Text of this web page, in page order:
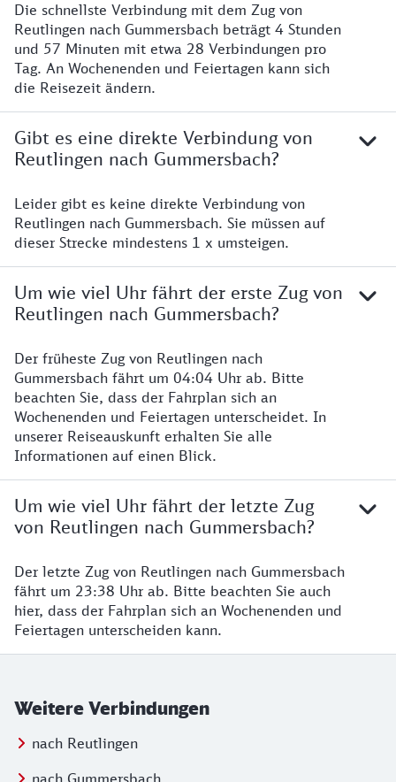
Die schnellste Verbindung mit dem Zug von
Reutlingen nach Gummersbach beträgt 4 Stunden
und 57 Minuten mit etwa 28 Verbindungen pro
Tag. An Wochenenden und Feiertagen kann sich
die Reisezeit ändern.
Gibt es eine direkte Verbindung von
Reutlingen nach Gummersbach?
Leider gibt es keine direkte Verbindung von
Reutlingen nach Gummersbach. Sie müssen auf
dieser Strecke mindestens 1 x umsteigen.
Um wie viel Uhr fährt der erste Zug von
Reutlingen nach Gummersbach?
Der früheste Zug von Reutlingen nach
Gummersbach fährt um 04:04 Uhr ab. Bitte
beachten Sie, dass der Fahrplan sich an
Wochenenden und Feiertagen unterscheidet. In
unserer Reiseauskunft erhalten Sie alle
Informationen auf einen Blick.
Um wie viel Uhr fährt der letzte Zug
von Reutlingen nach Gummersbach?
Der letzte Zug von Reutlingen nach Gummersbach
fährt um 23:38 Uhr ab. Bitte beachten Sie auch
hier, dass der Fahrplan sich an Wochenenden und
Feiertagen unterscheiden kann.
Weitere Verbindungen
nach Reutlingen
nach Gummersbach